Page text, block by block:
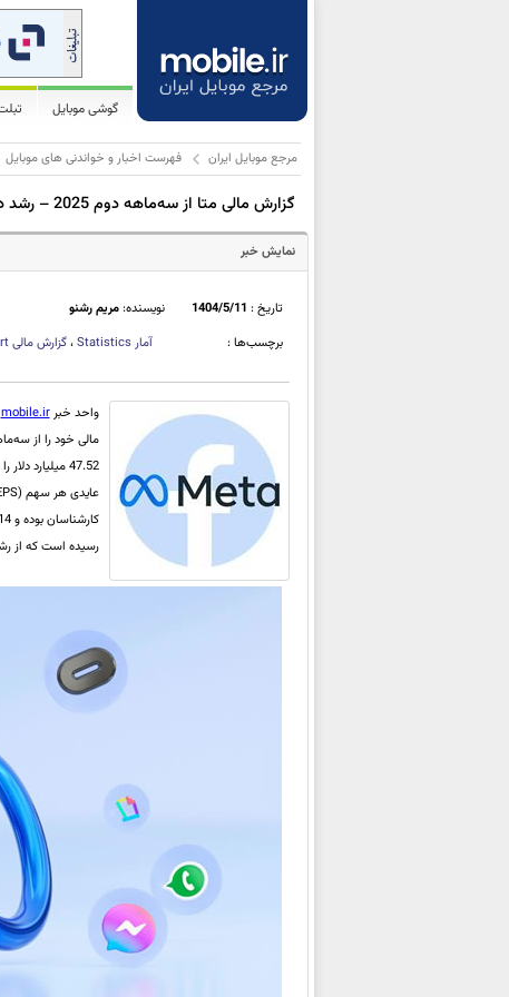
گوشی موبایل
مرجع موبایل ایران فهرست اخبار و خواندنی های موبایل
گزارش مالی متا از سه‌ماهه دوم 2025 – رشد دورقمی درآمد و سود خالص، افزایش سرمایه‌گذاری در AI
نمایش خبر
تاریخ : 1404/5/11 نویسنده:مریم رشنو
برچسب‌ها :
آمارStatistics،گزارش مالی
واحد خبرmobile.ir
مالی خود را از
رسیده است که از رشد سالانه 36